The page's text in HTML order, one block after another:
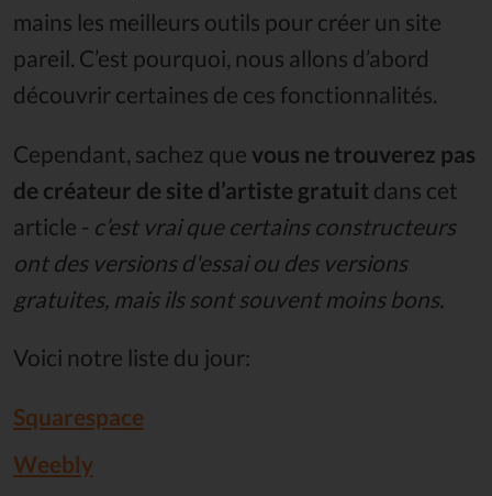
mains les meilleurs outils pour créer un site
pareil. C’est pourquoi, nous allons d’abord
découvrir certaines de ces fonctionnalités.
Cependant, sachez que vous ne trouverez pas
de créateur de site d’artiste gratuit dans cet
article - c’est vrai que certains constructeurs
ont des versions d'essai ou des versions
gratuites, mais ils sont souvent moins bons.
Voici notre liste du jour:
Squarespace
Weebly